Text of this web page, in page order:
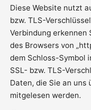
Diese Website nutzt
bzw. TLS-
Verbindung erkennen
des Browsers von
dem Schloss-Symbol
SSL- bzw. TLS-
Daten, die Sie an
mitgelesen werden.